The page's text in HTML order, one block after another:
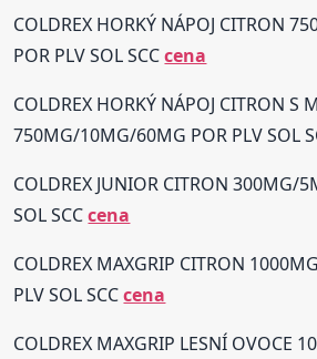
COLDREX HORKÝ NÁPOJ CITRON
POR PLV SOL SCCcena
COLDREX HORKÝ NÁPOJ CITRON S
750MG/10MG/60MG POR PLV SOL
COLDREX JUNIOR CITRON 300MG/
SOL SCCcena
COLDREX MAXGRIP CITRON
PLV SOL SCCcena
COLDREX MAXGRIP LESNÍ OVOCE